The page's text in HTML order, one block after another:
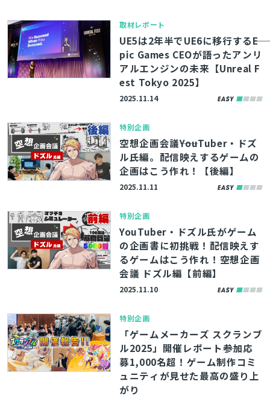
取材レポート
UE5は2年半でUE6に移行する――E
pic Games CEOが語ったアンリ
アルエンジンの未来【Unreal F
est Tokyo 2025】
2025.11.14
特別企画
空想企画会議――YouTuber・ドズ
ル氏編。配信映えするゲームの
企画はこう作れ！【後編】
2025.11.11
特別企画
YouTuber・ドズル氏がゲーム
の企画書に初挑戦！配信映えす
るゲームはこう作れ！――空想企画
会議 ドズル編【前編】
2025.11.10
特別企画
「ゲームメーカーズ スクランブ
ル2025」開催レポート――参加応
募1,000名超！ゲーム制作コミ
ュニティが見せた最高の盛り上
がり